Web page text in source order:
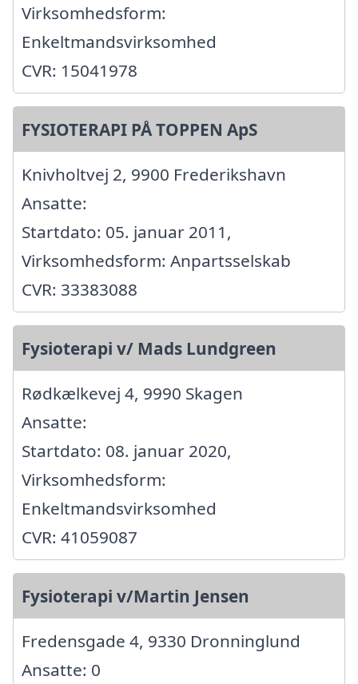
Virksomhedsform:
Enkeltmandsvirksomhed
CVR: 15041978
FYSIOTERAPI PÅ TOPPEN ApS
Knivholtvej 2, 9900 Frederikshavn
Ansatte:
Startdato: 05. januar 2011,
Virksomhedsform: Anpartsselskab
CVR: 33383088
Fysioterapi v/ Mads Lundgreen
Rødkælkevej 4, 9990 Skagen
Ansatte:
Startdato: 08. januar 2020,
Virksomhedsform:
Enkeltmandsvirksomhed
CVR: 41059087
Fysioterapi v/Martin Jensen
Fredensgade 4, 9330 Dronninglund
Ansatte: 0